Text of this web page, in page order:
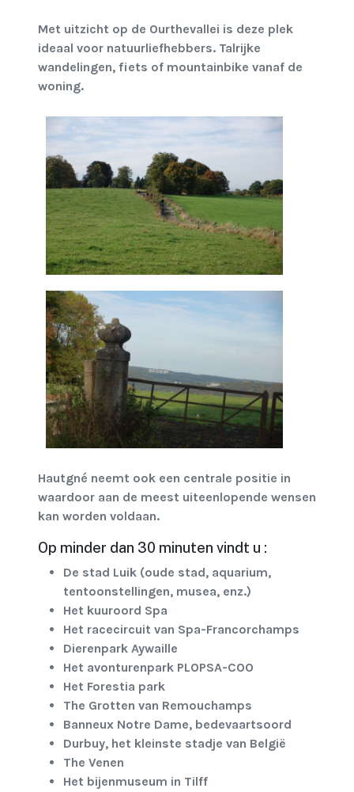
Met uitzicht op de Ourthevallei is deze plek
ideaal voor natuurliefhebbers. Talrijke
wandelingen, fiets of mountainbike vanaf de
woning.
Hautgné neemt ook een centrale positie in
waardoor aan de meest uiteenlopende wensen
kan worden voldaan.
Op minder dan 30 minuten vindt u :
De stad Luik (oude stad, aquarium,
tentoonstellingen, musea, enz.)
Het kuuroord Spa
Het racecircuit van Spa-Francorchamps
Dierenpark Aywaille
Het avonturenpark PLOPSA-COO
Het Forestia park
The Grotten van Remouchamps
Banneux Notre Dame, bedevaartsoord
Durbuy, het kleinste stadje van België
The Venen
Het bijenmuseum in Tilff